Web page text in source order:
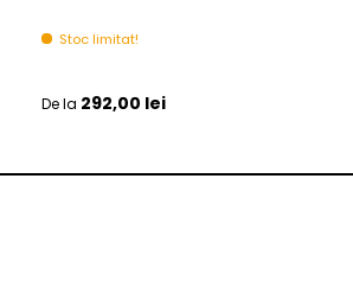
Stoc limitat!
Pret initial
De la 292,00 lei